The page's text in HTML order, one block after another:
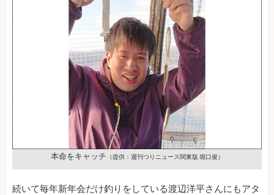
本命をキャッチ （提供：週刊つりニュース関東版 堀口俊）
続いて毎年新年会だけ釣りをしている渡辺洋平さんにもアタ